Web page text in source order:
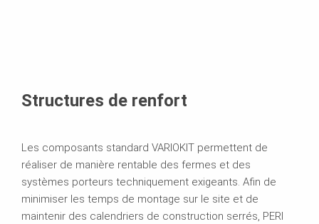
Structures de renfort
Les composants standard VARIOKIT permettent de
réaliser de manière rentable des fermes et des
systèmes porteurs techniquement exigeants. Afin de
minimiser les temps de montage sur le site et de
maintenir des calendriers de construction serrés, PERI